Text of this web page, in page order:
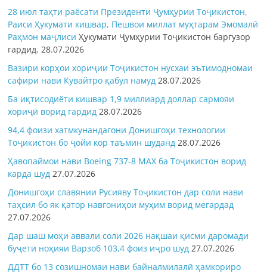
28 июл таҳти раёсати Президенти Ҷумҳурии Тоҷикистон,
Раиси Ҳукумати кишвар, Пешвои миллат муҳтарам Эмомалӣ
Раҳмон маҷлисиҲукумати Ҷумҳурии Тоҷикистон баргузор
гардид.28.07.2026
Вазири корҳои хориҷии Тоҷикистон нусхаи эътимодномаи
сафири нави Кувайтро қабул намуд 28.07.2026
Ба иқтисодиёти кишвар 1,9 миллиард доллар сармояи
хориҷӣ ворид гардид 28.07.2026
94,4 фоизи хатмкунандагони Донишгоҳи технологии
Тоҷикистон бо ҷойи кор таъмин шуданд 28.07.2026
Ҳавопаймои нави Boeing 737-8 MAX ба Тоҷикистон ворид
карда шуд 27.07.2026
Донишгоҳи славянии Русияву Тоҷикистон дар соли нави
таҳсил бо як қатор навгониҳои муҳим ворид мегардад
27.07.2026
Дар шаш моҳи аввали соли 2026 нақшаи қисми даромади
буҷети ноҳияи Варзоб 103,4 фоиз иҷро шуд 27.07.2026
ДДТТ бо 13 созишномаи нави байналмилалӣ ҳамкориро